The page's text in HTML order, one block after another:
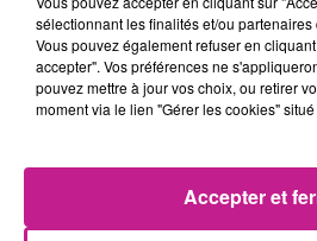
-Aide en cas de besoin à l'équipe
-Entretien de sa machine et aide au
Les postes sont à pourvoir DES
PROFIL RECHERCHÉ
sélectionnant les finalités et/ou partenaires
Vous pouvez également refuser en
accepter". Vos préférences ne
pouvez mettre à jour vos choix, ou retirer
moment via le lien "Gérer les cookies"
Accepter et